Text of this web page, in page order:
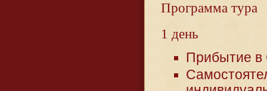
Программа тура
1 день
Прибытие в